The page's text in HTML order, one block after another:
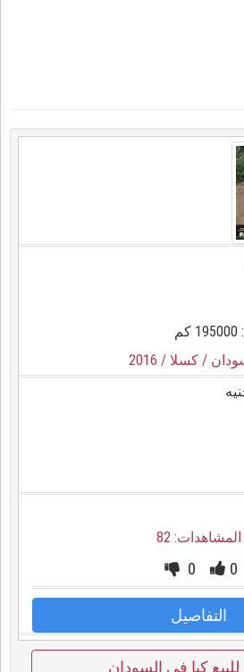
/ كسلا / 2016
المشاهدات: 82
0
0
التفاصيل
كيا في السودان